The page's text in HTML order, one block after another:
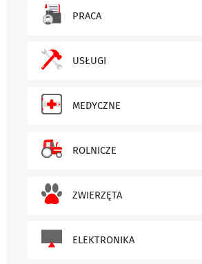
PRACA
USŁUGI
MEDYCZNE
ROLNICZE
ZWIERZĘTA
ELEKTRONIKA